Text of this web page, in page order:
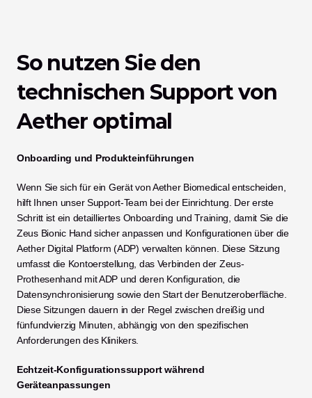
So nutzen Sie den
technischen Support von
Aether optimal
Onboarding und Produkteinführungen
Wenn Sie sich für ein Gerät von Aether Biomedical entscheiden,
hilft Ihnen unser Support-Team bei der Einrichtung. Der erste
Schritt ist ein detailliertes Onboarding und Training, damit Sie die
Zeus Bionic Hand sicher anpassen und Konfigurationen über die
Aether Digital Platform (ADP) verwalten können. Diese Sitzung
umfasst die Kontoerstellung, das Verbinden der Zeus-
Prothesenhand mit ADP und deren Konfiguration, die
Datensynchronisierung sowie den Start der Benutzeroberfläche.
Diese Sitzungen dauern in der Regel zwischen dreißig und
fünfundvierzig Minuten, abhängig von den spezifischen
Anforderungen des Klinikers.
Echtzeit-Konfigurationssupport während
Geräteanpassungen